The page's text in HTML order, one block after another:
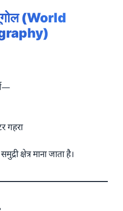
(World
गहरा
क्षेत्र माना जाता है।